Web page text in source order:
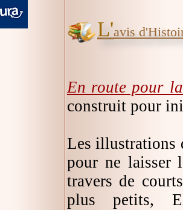
L'avis
En route pour
construit pour
Les illustrations
pour ne laisser
travers de
plus petits,